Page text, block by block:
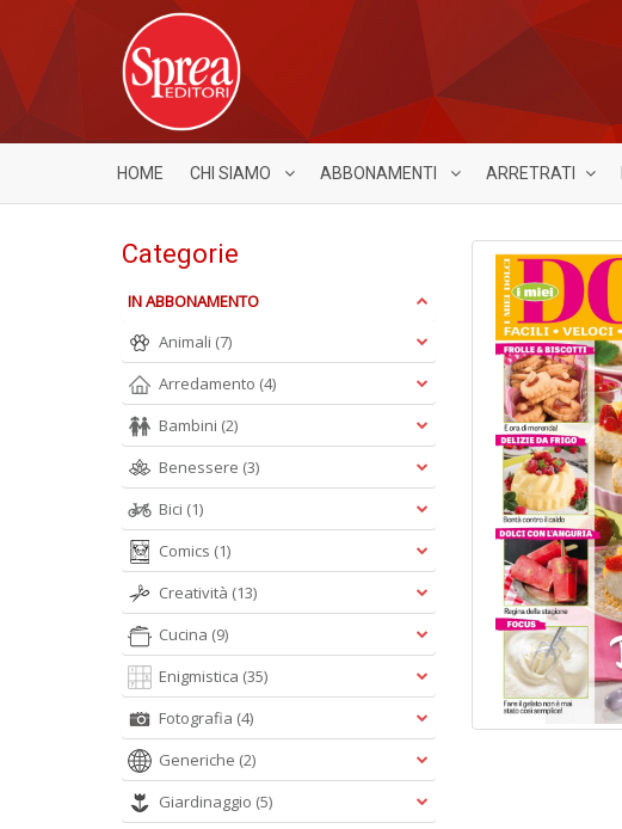
HOME CHI SIAMO ABBONAMENTI ARRETRATI
Categorie
IN ABBONAMENTO
Animali (7)
Arredamento (4)
Bambini (2)
Benessere (3)
Bici (1)
Comics (1)
Creatività (13)
Cucina (9)
Enigmistica (35)
Fotografia (4)
Generiche (2)
Giardinaggio (5)